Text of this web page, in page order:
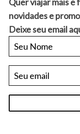
novidades e
Deixe seu email
c
h
f
r